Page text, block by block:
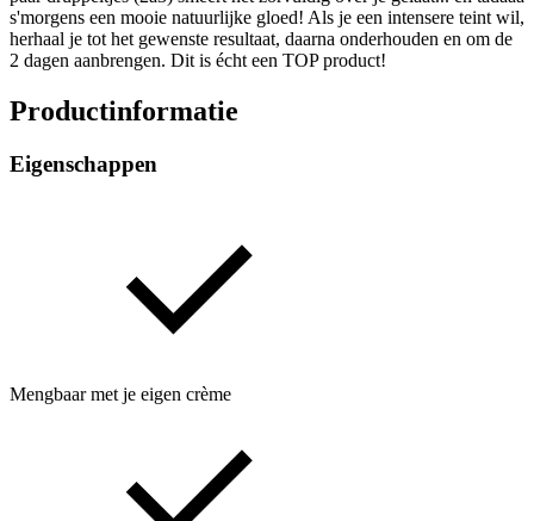
s'morgens een mooie natuurlijke gloed! Als je een intensere teint wil,
herhaal je tot het gewenste resultaat, daarna onderhouden en om de
2 dagen aanbrengen. Dit is écht een TOP product!
Productinformatie
Eigenschappen
Mengbaar met je eigen crème